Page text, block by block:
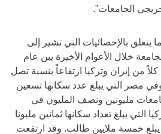
الجامعات”.
بالإحصائيات التي تشير إلى
خلال الأعوام الأخيرة يبن عام
شهدت كلاً من إيران وتركيا ارتفاعاً بنسبة تصل
مصر التي يبلغ عدد سكانها تسعين
مليونين ونصف المليون في
التي يبلغ تعداد سكانها ثمانين مليونا
خمسة ملايين طالب. وقد ارتفعت